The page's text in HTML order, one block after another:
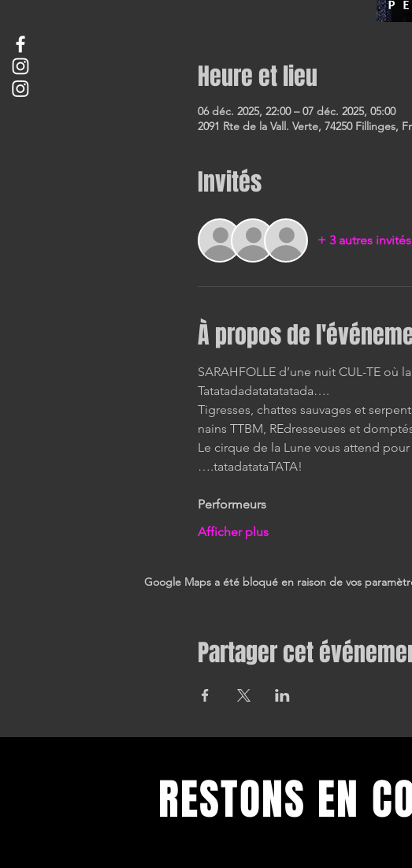
Heure et lieu
06 déc. 2025, 22:00 – 07 déc. 2025, 05:00
2091 Rte de la Vall. Verte, 74250 Fillinges,
Invités
+ 3 autres invités
À propos de
SARAHFOLLE d’une nuit CUL-TE où
Tatatadadatatatatada….
Tigresses, chattes sauvages et
nains TTBM, REdresseuses et
Le cirque de la Lune vous attend
….tatadatataTATA!
Performeurs
Afficher plus
Google Maps a été bloqué en raison de vos
Partager cet
RESTONS EN